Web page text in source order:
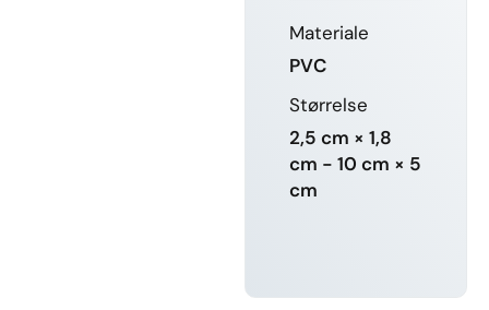
Materiale
PVC
Størrelse
2,5 cm × 1,8
cm - 10 cm × 5
cm
AT VIDE